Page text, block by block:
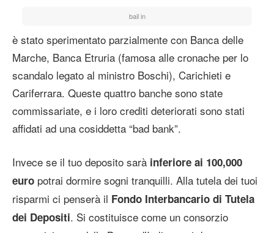
bail in
è stato sperimentato parzialmente con Banca delle
Marche, Banca Etruria (famosa alle cronache per lo
scandalo legato al ministro Boschi), Carichieti e
Cariferrara. Queste quattro banche sono state
commissariate, e i loro crediti deteriorati sono stati
affidati ad una cosiddetta “bad bank”.
Invece se il tuo deposito sarà inferiore ai 100,000
euro potrai dormire sogni tranquilli. Alla tutela dei tuoi
risparmi ci penserà il Fondo Interbancario di Tutela
dei Depositi. Si costituisce come un consorzio